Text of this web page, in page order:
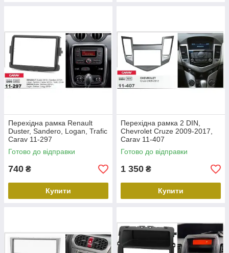
Перехідна рамка Renault
Duster, Sandero, Logan, Trafic
Carav 11-297
Готово до відправки
740 ₴
Купити
Перехідна рамка 2 DIN,
Chevrolet Cruze 2009-2017,
Carav 11-407
Готово до відправки
1 350 ₴
Купити